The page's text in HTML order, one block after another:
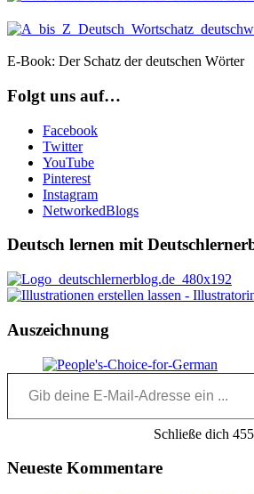
E-Book: Der Schatz der deutschen Wörter
Folgt uns auf…
Facebook
Twitter
YouTube
Pinterest
Instagram
NetworkedBlogs
Deutsch lernen mit
Auszeichnung
Gib deine E-Mail-Adresse ein ...
Schließe dich
Neueste Kommentare